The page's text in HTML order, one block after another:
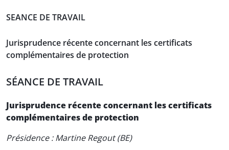
SEANCE DE TRAVAIL
Jurisprudence récente concernant les certificats
complémentaires de protection
SÉANCE DE TRAVAIL
Jurisprudence récente concernant les certificats
complémentaires de protection
Présidence : Martine Regout (BE)